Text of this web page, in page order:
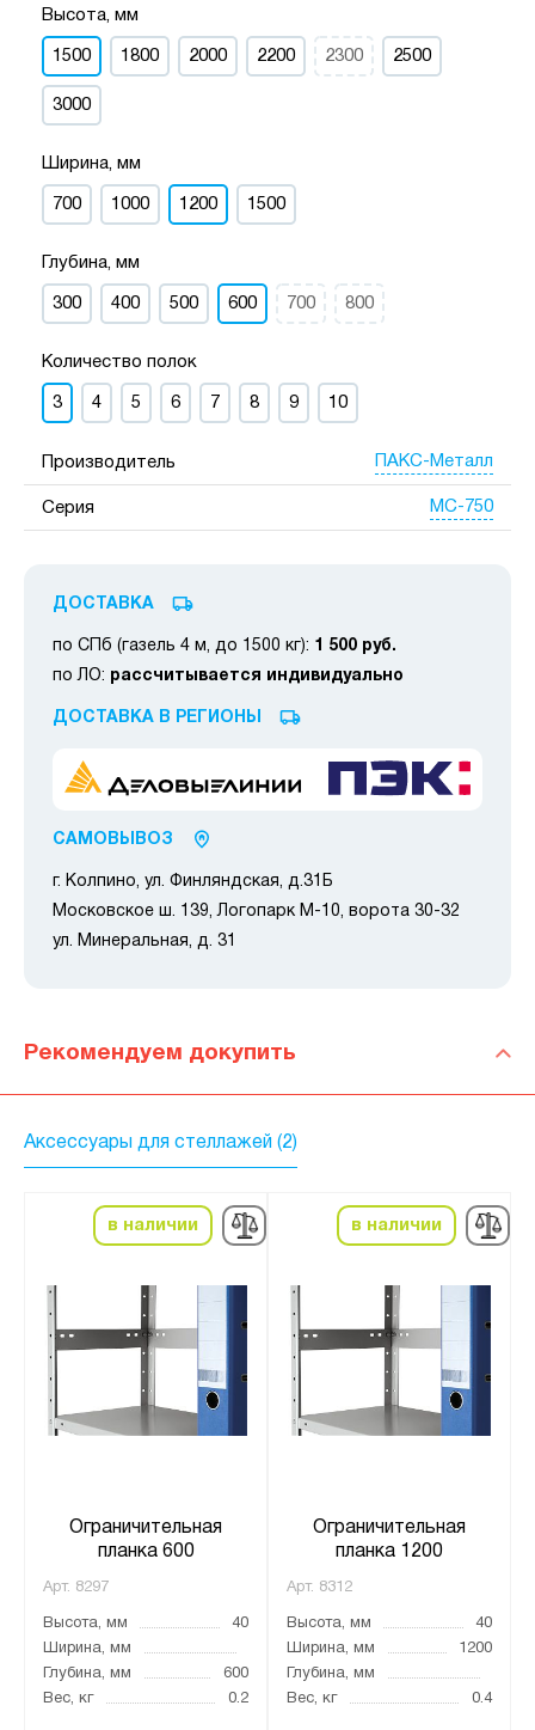
Высота, мм
1500 1800 2000 2200 2300 2500
3000
Ширина, мм
700 1000 1200 1500
Глубина, мм
300 400 500 600 700 800
Количество полок
3 4 5 6 7 8 9 10
Производитель ПАКС-Металл
Серия МС-750
ДОСТАВКА
по СПб (газель 4 м, до 1500 кг): 1 500 руб.
по ЛО: рассчитывается индивидуально
ДОСТАВКА В РЕГИОНЫ
САМОВЫВОЗ
г. Колпино, ул. Финляндская, д.31Б
Московское ш. 139, Логопарк М-10, ворота 30-32
ул. Минеральная, д. 31
Рекомендуем докупить
Аксессуары для стеллажей (2)
в наличии
Ограничительная
планка 600
Арт. 8297
Высота, мм
40
Ширина, мм
Глубина, мм
600
Вес, кг
0.2
в наличии
Ограничительная
планка 1200
Арт. 8312
Высота, мм
40
Ширина, мм
1200
Глубина, мм
Вес, кг
0.4